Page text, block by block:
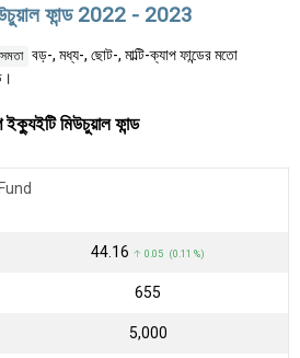
ফান্ড 2022 - 2023
সমতা বড়-, মধ্য-, ছোট-, মাল্টি-ক্যাপ ফান্ডের মতো
মিউচুয়াল ফান্ড
₹44.16 ↑ 0.05 (0.11 %)
₹655
5,000